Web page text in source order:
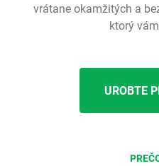
vrátane okamžitých a
ktorý
UROBTE